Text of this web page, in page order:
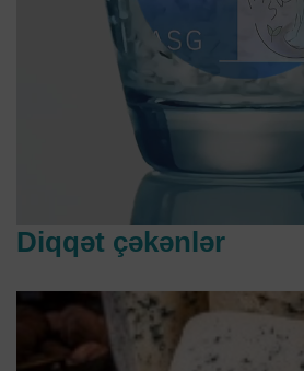
Diqqət çəkənlər